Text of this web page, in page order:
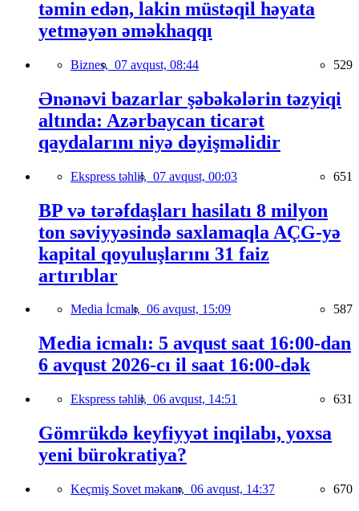
təmin edən, lakin müstəqil həyata
yetməyən əməkhaqqı
Biznes, 07 avqust, 08:44 529
Ənənəvi bazarlar şəbəkələrin təzyiqi
altında: Azərbaycan ticarət
qaydalarını niyə dəyişməlidir
Ekspress təhlil, 07 avqust, 00:03 651
BP və tərəfdaşları hasilatı 8 milyon
ton səviyyəsində saxlamaqla AÇG-yə
kapital qoyuluşlarını 31 faiz
artırıblar
Media İcmalı, 06 avqust, 15:09 587
Media icmalı: 5 avqust saat 16:00-dan
6 avqust 2026-cı il saat 16:00-dək
Ekspress təhlil, 06 avqust, 14:51 631
Gömrükdə keyfiyyət inqilabı, yoxsa
yeni bürokratiya?
Keçmiş Sovet məkanı, 06 avqust, 14:37 670